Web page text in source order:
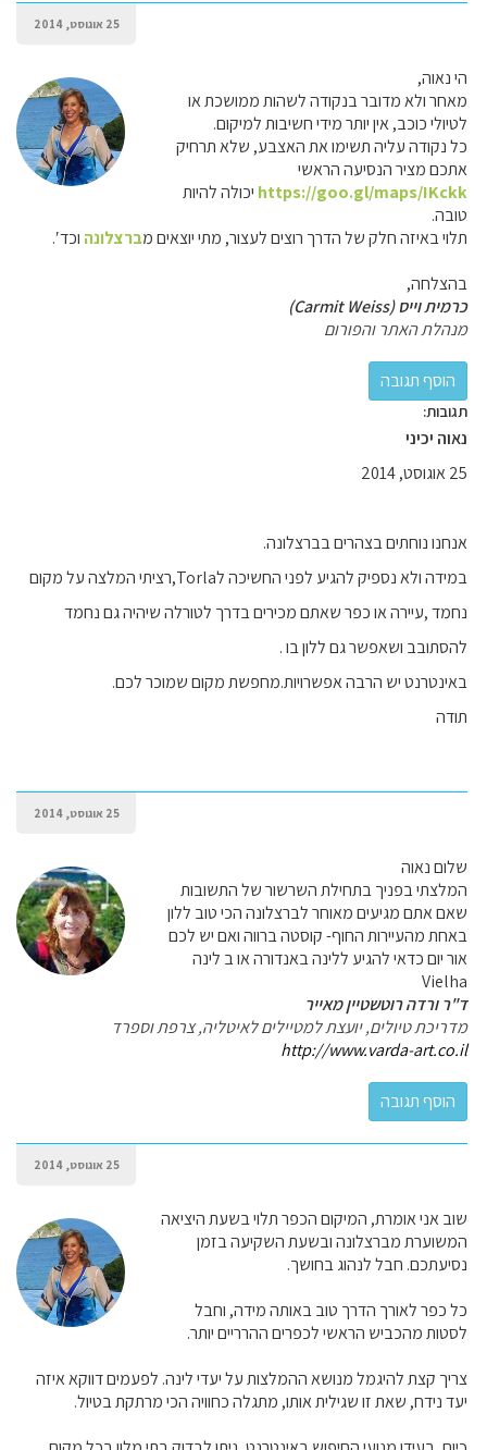
25 אוגוסט, 2014
הי נאוה,
מאחר ולא מדובר בנקודה לשהות ממושכת או
לטיולי כוכב, אין יותר מידי חשיבות למיקום.
כל נקודה עליה תשימו את האצבע, שלא תרחיק
אתכם מציר הנסיעה הראשי
https://goo.gl/maps/IKckk יכולה להיות
טובה.
תלוי באיזה חלק של הדרך רוצים לעצור, מתי יוצאים מברצלונה וכד′.
בהצלחה,
כרמית וייס (Carmit Weiss)
מנהלת האתר והפורום
תגובות:
נאוה יכיני
25 אוגוסט, 2014
אנחנו נוחתים בצהרים בברצלונה.
במידה ולא נספיק להגיע לפני החשיכה לTorla,רציתי המלצה על מקום
נחמד ,עיירה או כפר שאתם מכירים בדרך לטורלה שיהיה גם נחמד
להסתובב ושאפשר גם ללון בו .
באינטרנט יש הרבה אפשרויות.מחפשת מקום שמוכר לכם.
תודה
25 אוגוסט, 2014
שלום נאוה
המלצתי בפניך בתחילת השרשור של התשובות
שאם אתם מגיעים מאוחר לברצלונה הכי טוב ללון
באחת מהעיירות החוף- קוסטה ברווה ואם יש לכם
אור יום כדאי להגיע ללינה באנדורה או ב לינה
Vielha
ד"ר ורדה רוטשטיין מאייר
מדריכת טיולים, יועצת למטיילים לאיטליה, צרפת וספרד
http://www.varda-art.co.il
25 אוגוסט, 2014
שוב אני אומרת, המיקום הכפר תלוי בשעת היציאה
המשוערת מברצלונה ובשעת השקיעה בזמן
נסיעתכם. חבל לנהוג בחושך.
כל כפר לאורך הדרך טוב באותה מידה, וחבל
לסטות מהכביש הראשי לכפרים ההרריים יותר.
צריך קצת להיגמל מנושא ההמלצות על יעדי לינה. לפעמים דווקא איזה
יעד נידח, שאת זו שגילית אותו, מתגלה כחוויה הכי מרתקת בטיול.